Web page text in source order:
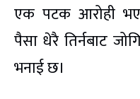
एक पटक आरोही
पैसा धेरै तिर्नबाट
भनाई छ।